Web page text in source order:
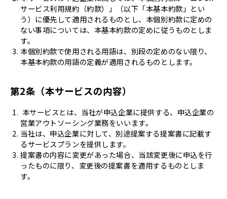
サービス利用規約（約款）」（以下「本基本約款」とい
う）に優先して適用されるものとし、本個別約款に定めの
ない事項については、本基本約款の定めに従うものとしま
す。
本個別約款で使用される用語は、別段の定めのない限り、
本基本約款の用語の定義が適用されるものとします。
第2条（本サービスの内容）
本サービスとは、当社が申込企業に提供する、申込企業の
営業アウトソーシング業務をいいます。
当社は、申込企業に対して、別途提案する提案書に記載す
るサービスプランを提供します。
提案書の内容に変更があった場合、当該変更後に申込を行
ったものに限り、変更後の提案書を適用するものとしま
す。